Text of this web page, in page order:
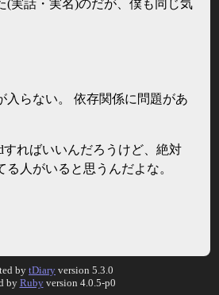
(実話・実名)のだが、僕も同じ気
入らない。 依存関係に問題があ
すればいいんだろうけど、絶対
る人がいると思うんだよな。
by tDiary version 5.3.0
by Rubyversion 4.0.5-p0